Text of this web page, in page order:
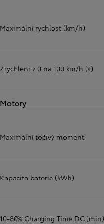
Maximální rychlost (km/h)
Zrychlení z 0 na 100 km/h (s)
Motory
Maximální točivý moment
Kapacita baterie (kWh)
10-80% Charging Time DC (min)